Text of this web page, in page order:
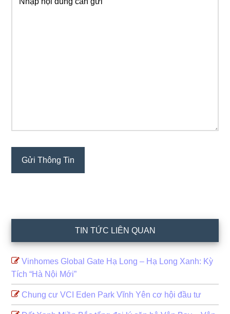
TIN TỨC LIÊN QUAN
Vinhomes Global Gate Hạ Long – Hạ Long Xanh: Kỳ
Tích “Hà Nội Mới”
Chung cư VCI Eden Park Vĩnh Yên cơ hội đầu tư